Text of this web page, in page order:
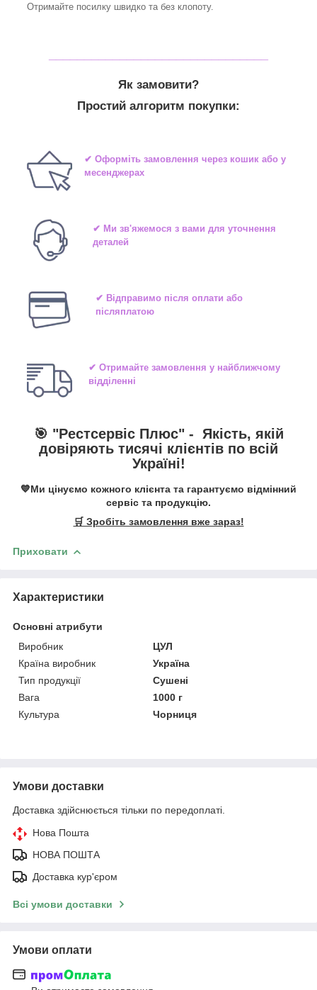
Отримайте посилку швидко та без клопоту.
Як замовити?
Простий алгоритм покупки:
✔ Оформіть замовлення через кошик або у
месенджерах
✔ Ми зв'яжемося з вами для уточнення
деталей
✔ Відправимо після оплати або
післяплатою
✔ Отримайте замовлення у найближчому
відділенні
🎯 "Рестсервіс Плюс" - Якість, якій
довіряють тисячі клієнтів по всій
Україні!
💙Ми цінуємо кожного клієнта та гарантуємо відмінний
сервіс та продукцію.
🛒 Зробіть замовлення вже зараз!
Приховати
Характеристики
Основні атрибути
Виробник
ЦУЛ
Країна виробник
Україна
Тип продукції
Сушені
Вага
1000 г
Культура
Чорниця
Умови доставки
Доставка здійснюється тільки по передоплаті.
Нова Пошта
НОВА ПОШТА
Доставка кур'єром
Всі умови доставки
Умови оплати